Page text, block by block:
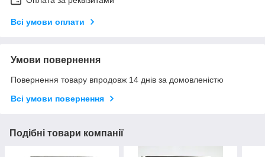
Всі умови оплати
Умови повернення
Повернення товару впродовж 14 днів за домовленістю
Всі умови повернення
Подібні товари компанії